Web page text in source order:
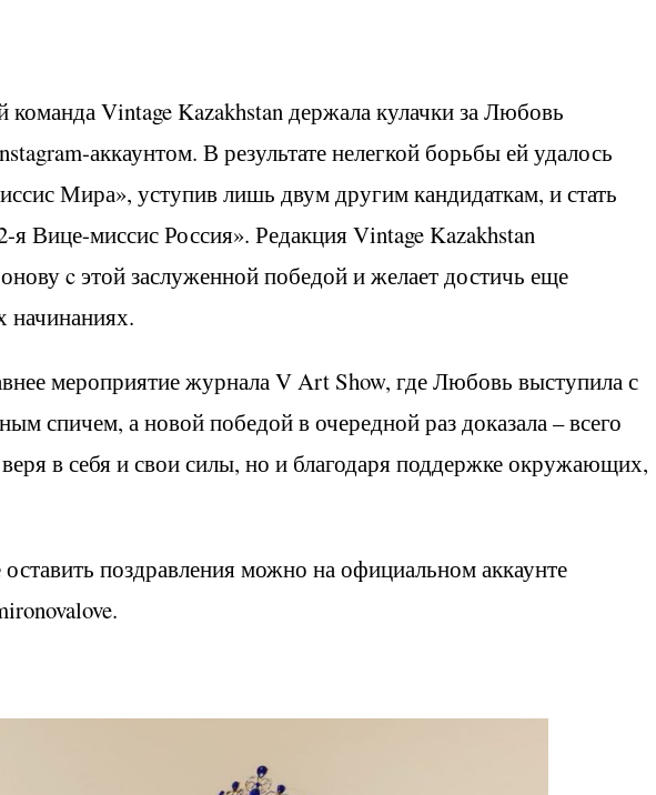
команда Vintage Kazakhstan держала кулачки за Любовь
аккаунтом. В результате нелегкой борьбы ей удалось
Мира», уступив лишь двум другим кандидаткам, и стать
я Вице-миссис Россия». Редакция Vintage Kazakhstan
c этой заслуженной победой и желает достичь еще
мероприятие журнала V Art Show, где Любовь выступила с
спичем, а новой победой в очередной раз доказала – всего
в себя и свои силы, но и благодаря поддержке окружающих,
оставить поздравления можно на официальном аккаунте